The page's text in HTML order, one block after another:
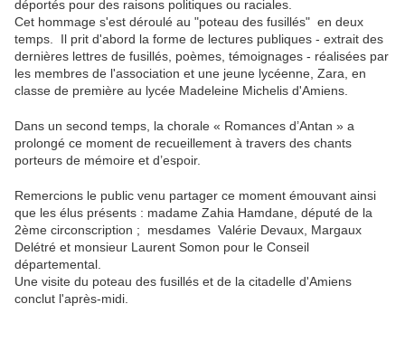
déportés pour des raisons politiques ou raciales.
Cet hommage s'est déroulé au "poteau des fusillés" en deux
temps. Il prit d'abord la forme de lectures publiques - extrait des
dernières lettres de fusillés, poèmes, témoignages - réalisées par
les membres de l'association et une jeune lycéenne, Zara, en
classe de première au lycée Madeleine Michelis d'Amiens.
Dans un second temps, la chorale « Romances d’Antan » a
prolongé ce moment de recueillement à travers des chants
porteurs de mémoire et d’espoir.
Remercions le public venu partager ce moment émouvant ainsi
que les élus présents : madame Zahia Hamdane, député de la
2ème circonscription ; mesdames Valérie Devaux, Margaux
Delétré et monsieur Laurent Somon pour le Conseil
départemental.
Une visite du poteau des fusillés et de la citadelle d'Amiens
conclut l'après-midi.